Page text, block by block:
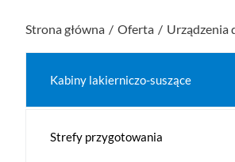
Strona główna Oferta Urządzenia
Kabiny lakierniczo-suszące
Strefy przygotowania